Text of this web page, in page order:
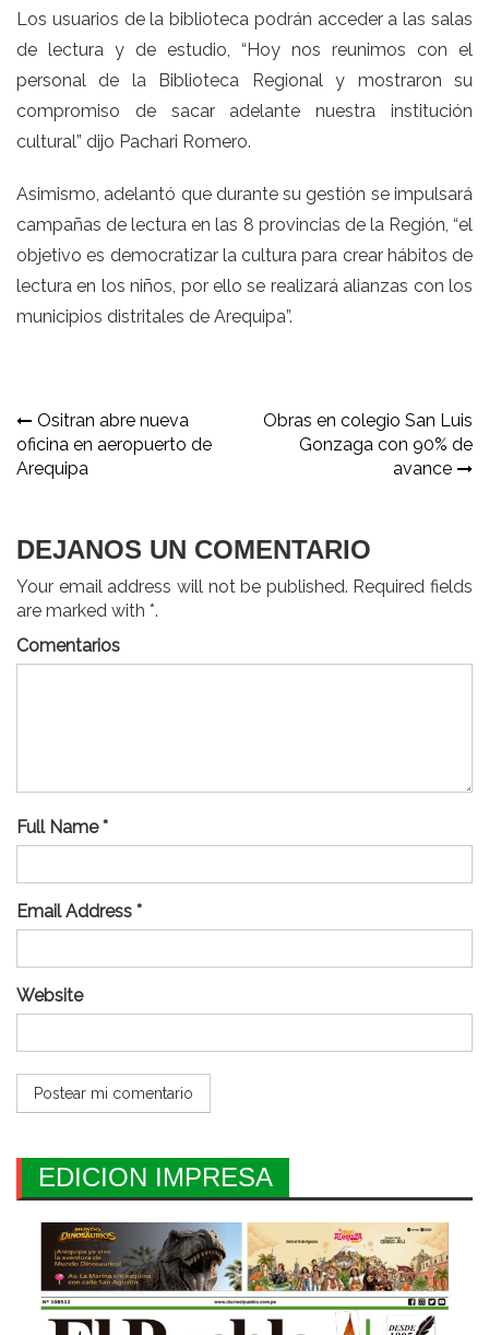
Los usuarios de la biblioteca podrán acceder a las salas
de lectura y de estudio, “Hoy nos reunimos con el
personal de la Biblioteca Regional y mostraron su
compromiso de sacar adelante nuestra institución
cultural” dijo Pachari Romero.
Asimismo, adelantó que durante su gestión se impulsará
campañas de lectura en las 8 provincias de la Región, “el
objetivo es democratizar la cultura para crear hábitos de
lectura en los niños, por ello se realizará alianzas con los
municipios distritales de Arequipa”.
Navegación
de
Ositran abre nueva
oficina en aeropuerto de
Arequipa
Obras en colegio San Luis
Gonzaga con 90% de
avance
DEJANOS UN COMENTARIO
Your email address will not be published. Required fields
are marked with *.
Comentarios
Full Name *
Email Address *
Website
EDICION IMPRESA